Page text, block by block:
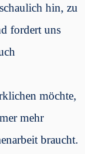
hin, zu
fordert uns
möchte,
mehr
braucht.